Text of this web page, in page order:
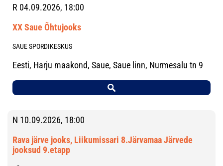
R 04.09.2026, 18:00
XX Saue Õhtujooks
SAUE SPORDIKESKUS
Eesti, Harju maakond, Saue, Saue linn, Nurmesalu tn 9
N 10.09.2026, 18:00
Rava järve jooks, Liikumissari 8.Järvamaa Järvede
jooksud 9.etapp